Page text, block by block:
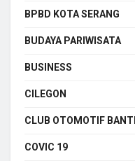
BPBD KOTA SERANG
BUDAYA PARIWISATA
BUSINESS
CILEGON
CLUB OTOMOTIF
COVIC 19